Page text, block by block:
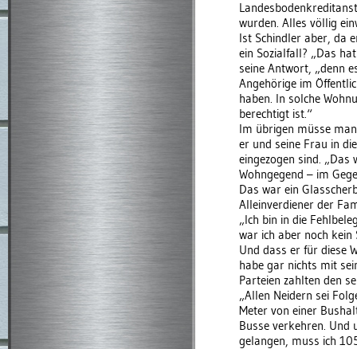
wurden. Alles völlig
Ist Schindler aber, da
ein Sozialfall? „Das
seine Antwort, „denn
Angehörige im
haben. In solche
berechtigt ist.“
Im übrigen müsse
er und seine Frau in
eingezogen sind.
Wohngegend – im
Das war ein
Alleinverdiener der
„Ich bin in die
war ich aber noch kein
Und dass er für diese
habe gar nichts mit
Parteien zahlten den
„Allen Neidern sei
Meter von einer
Busse verkehren. Und
gelangen, muss ich